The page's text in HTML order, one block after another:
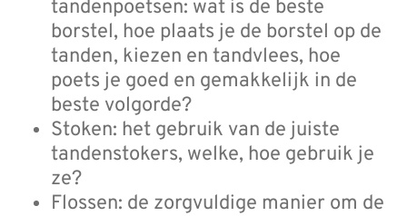
tandenpoetsen: wat is de beste
borstel, hoe plaats je de borstel op de
tanden, kiezen en tandvlees, hoe
poets je goed en gemakkelijk in de
beste volgorde?
Stoken: het gebruik van de juiste
tandenstokers, welke, hoe gebruik je
ze?
Flossen: de zorgvuldige manier om de